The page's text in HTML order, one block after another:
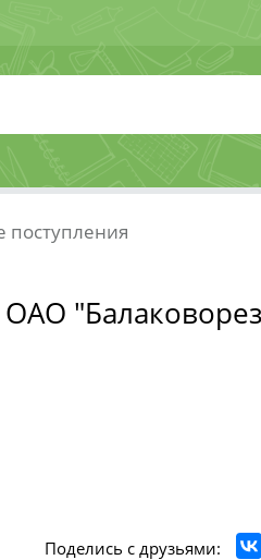
поступления
Поделись с друзьями: